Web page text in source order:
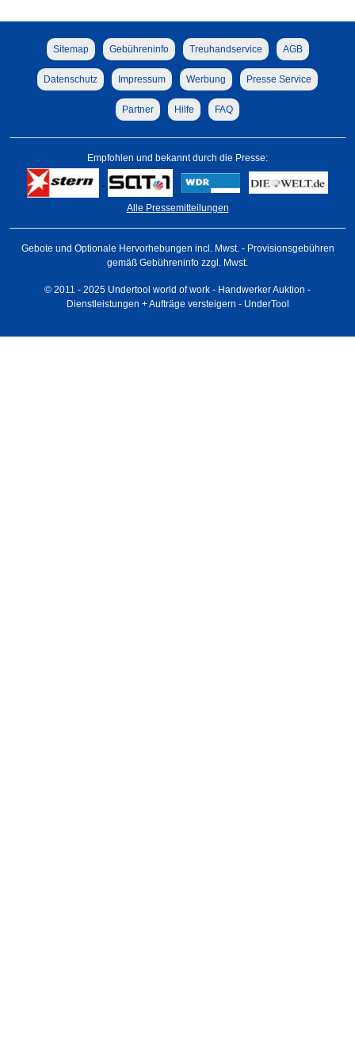
Sitemap Gebühreninfo Treuhandservice AGB
Datenschutz Impressum Werbung Presse Service
Partner Hilfe FAQ
Empfohlen und bekannt durch die Presse:
Alle Pressemitteilungen
Gebote und Optionale Hervorhebungen incl. Mwst. - Provisionsgebühren
gemäß Gebühreninfo zzgl. Mwst.
© 2011 - 2025 Undertool world of work - Handwerker Auktion -
Dienstleistungen + Aufträge versteigern - UnderTool